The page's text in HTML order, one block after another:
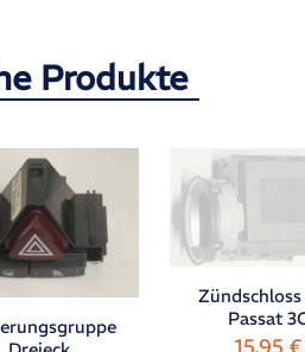
Produkte
Passat